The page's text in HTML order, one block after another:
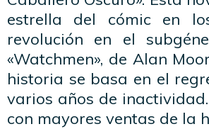
estrella del cómic en
revolución en el
«Watchmen», de Alan
historia se basa en el
varios años de
con mayores ventas de la